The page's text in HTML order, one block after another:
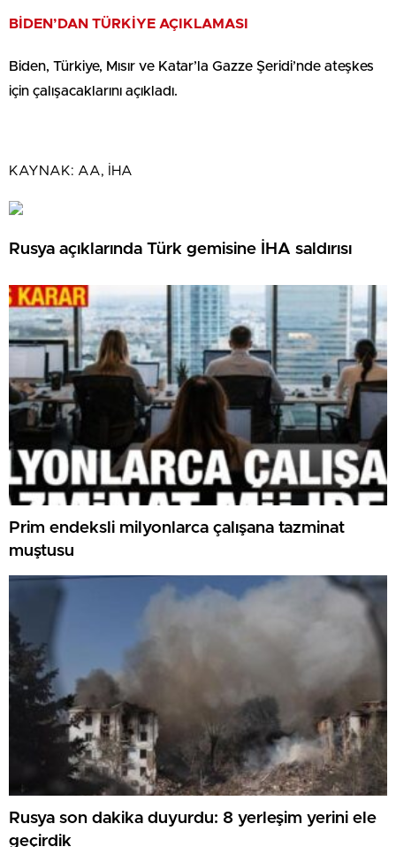
BİDEN’DAN TÜRKİYE AÇIKLAMASI
Biden, Türkiye, Mısır ve Katar’la Gazze Şeridi’nde ateşkes
için çalışacaklarını açıkladı.
KAYNAK: AA, İHA
Rusya açıklarında Türk gemisine İHA saldırısı
Prim endeksli milyonlarca çalışana tazminat
muştusu
Rusya son dakika duyurdu: 8 yerleşim yerini ele
geçirdik